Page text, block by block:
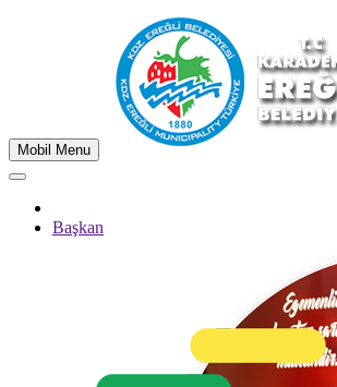
Mobil Menu
Başkan